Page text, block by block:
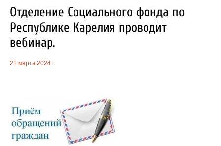
Отделение Социального фонда по
Республике Карелия проводит
вебинар.
21 марта 2024 г.